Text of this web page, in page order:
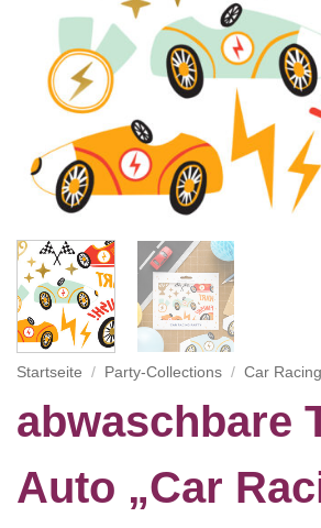
Startseite / Party-Collections / Car Racing
abwaschbare
Auto „Car